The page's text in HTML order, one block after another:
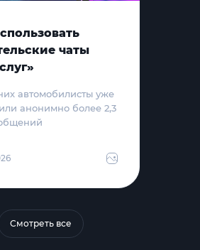
чаты
автомобилисты уже
анонимно более 2,3
Смотреть все